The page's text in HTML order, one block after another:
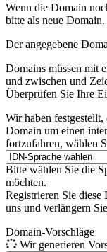
Wenn die Domain
bitte als neue Domain.
Der angegebene
Domains müssen mit
und zwischen und
Überprüfen Sie Ihre
Wir haben festgestellt,
Domain um einen
fortzufahren, wählen
Bitte wählen Sie die
möchten.
Registrieren Sie diese
uns und verlängern
Domain-Vorschläge
Wir generieren